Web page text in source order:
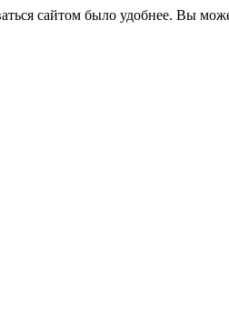
сайтом было удобнее. Вы